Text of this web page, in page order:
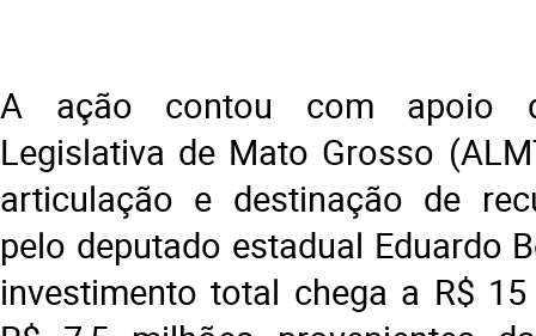
A ação contou com apoio
Legislativa de Mato Grosso
articulação e destinação de
pelo deputado estadual Eduardo
investimento total chega a R$